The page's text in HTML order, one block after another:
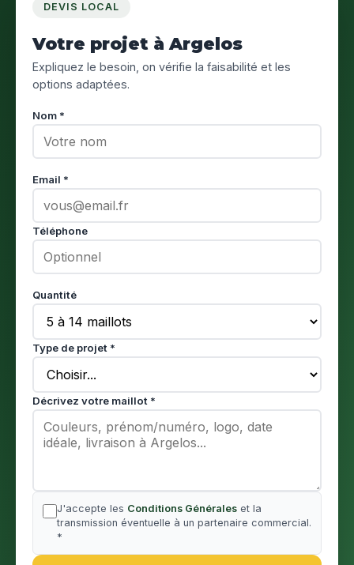
DEVIS LOCAL
Votre projet à Argelos
Expliquez le besoin, on vérifie la faisabilité et les
options adaptées.
Nom *
Email *
Téléphone
Quantité
Type de projet *
Décrivez votre maillot *
J'accepte les Conditions Générales et la
transmission éventuelle à un partenaire commercial.
*